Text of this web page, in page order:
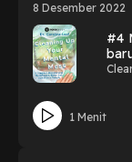
8 Desember 2022
#4
1 Menit